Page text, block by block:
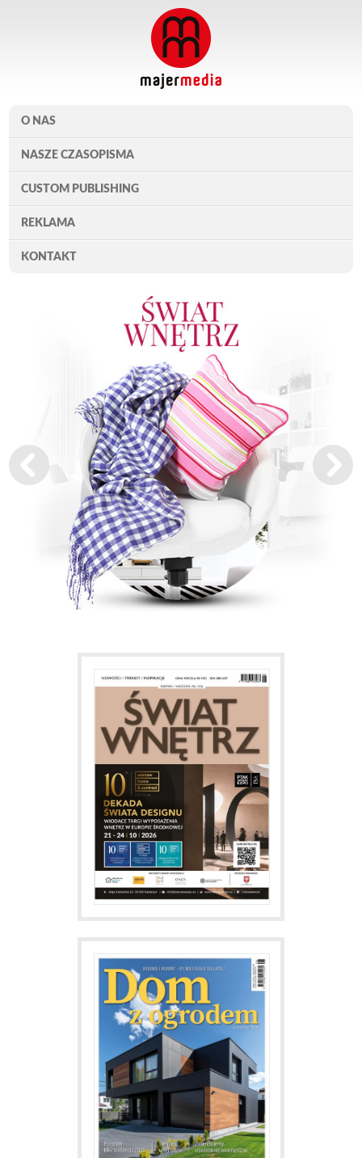
O NAS
NASZE CZASOPISMA
CUSTOM PUBLISHING
REKLAMA
KONTAKT